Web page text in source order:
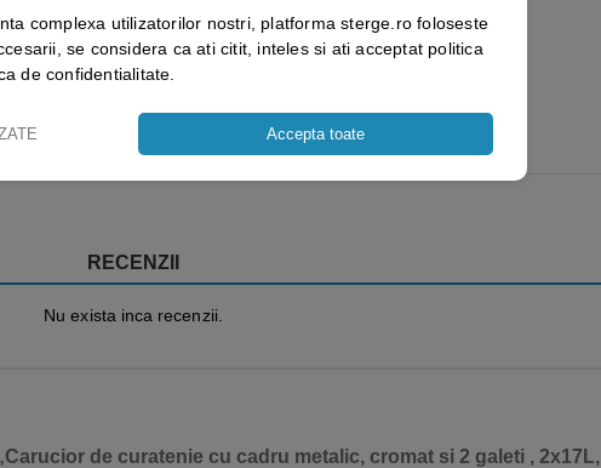
Vezi mai mult ⬇
RECENZII
Nu exista inca recenzii.
de curatenie cu cadru metalic, cromat si 2 galeti , 2x17L,
complexa utilizatorilor nostri, platforma sterge.ro foloseste
se considera ca ati citit, inteles si ati acceptat politica
de confidentialitate.
Accepta toate